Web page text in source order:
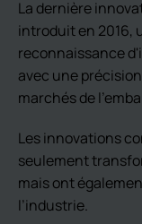
La dernière
introduit en 2016,
reconnaissance
avec une
marchés de
Les innovations
seulement
mais ont
l’industrie.